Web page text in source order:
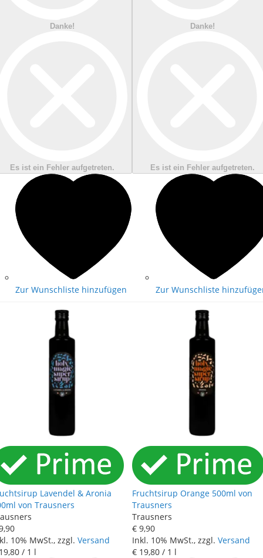
Danke!
Es ist ein Fehler aufgetreten.
Zur Wunschliste hinzufügen
Danke!
Es ist ein Fehler aufgetreten.
Zur Wunschliste
Lavendel & Aronia
von Trausners
,90
10% MwSt., zzgl. Versand
,80 / 1 l
Fruchtsirup Orange 500ml von
Trausners
Trausners
€ 9,90
Inkl. 10% MwSt., zzgl. Versand
€ 19,80 / 1 l